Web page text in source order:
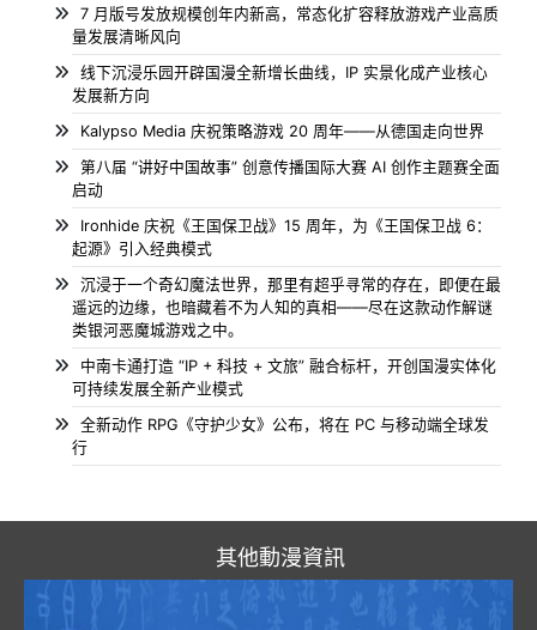
7 月版号发放规模创年内新高，常态化扩容释放游戏产业高质
量发展清晰风向
线下沉浸乐园开辟国漫全新增长曲线，IP 实景化成产业核心
发展新方向
Kalypso Media 庆祝策略游戏 20 周年——从德国走向世界
第八届 “讲好中国故事” 创意传播国际大赛 AI 创作主题赛全面
启动
Ironhide 庆祝《王国保卫战》15 周年，为《王国保卫战 6：
起源》引入经典模式
沉浸于一个奇幻魔法世界，那里有超乎寻常的存在，即便在最
遥远的边缘，也暗藏着不为人知的真相——尽在这款动作解谜
类银河恶魔城游戏之中。
中南卡通打造 “IP + 科技 + 文旅” 融合标杆，开创国漫实体化
可持续发展全新产业模式
全新动作 RPG《守护少女》公布，将在 PC 与移动端全球发
行
其他動漫資訊